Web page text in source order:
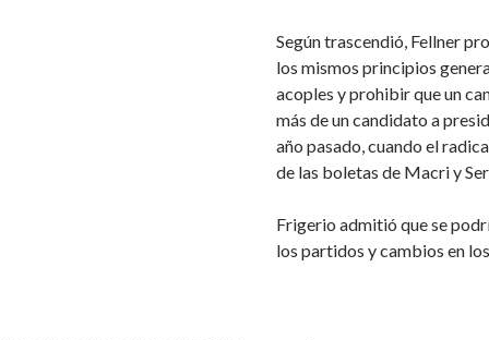
Según trascendió, Fellner
los mismos principios
acoples y prohibir que un
más de un candidato a
año pasado, cuando el
de las boletas de Macri y
Frigerio admitió que se
los partidos y cambios en